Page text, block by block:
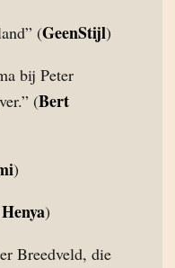
(GeenStijl)
bij Peter
(Bert
)
)
Breedveld, die